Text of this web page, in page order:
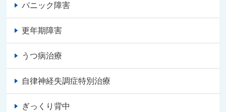
パニック障害
更年期障害
うつ病治療
自律神経失調症特別治療
ぎっくり背中